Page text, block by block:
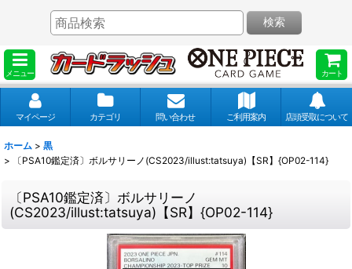
メニュー カート
検索
マイページ カテゴリ 問い合わせ ご利用案内 店頭受取について
ホーム > 黒
>
〔PSA10鑑定済〕ボルサリーノ(CS2023/illust:tatsuya)【SR】{OP02-114}
〔PSA10鑑定済〕ボルサリーノ
(CS2023/illust:tatsuya)【SR】{OP02-114}